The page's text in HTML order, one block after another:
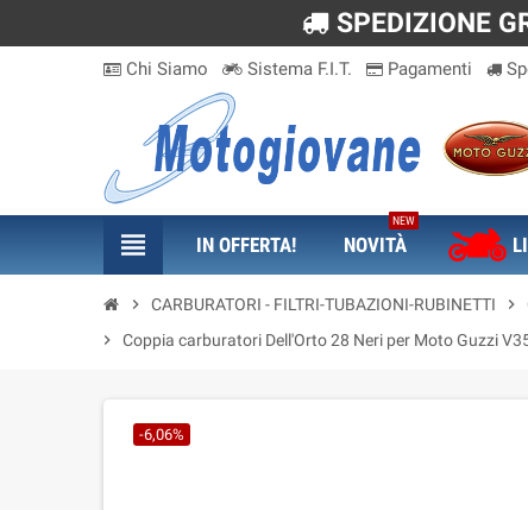
SPEDIZIONE
Chi Siamo Sistema F.I.T. Pagamenti
view_headline IN OFFERTA! NOVITÀ
NEW
chevron_right CARBURATORI - FILTRI-TUBAZIONI-RUBINETTI chevron_right
chevron_right
Coppia carburatori Dell'Orto 28 Neri per Moto Guzzi
-6,06%